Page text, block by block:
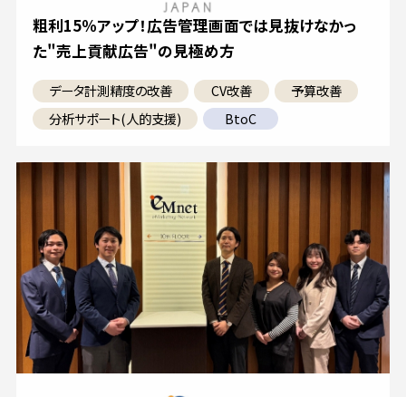
粗利15％アップ！広告管理画面では見抜けなかっ
た"売上貢献広告"の見極め方
データ計測精度の改善 CV改善
予算改善
分析サポート(人的支援)
BtoC